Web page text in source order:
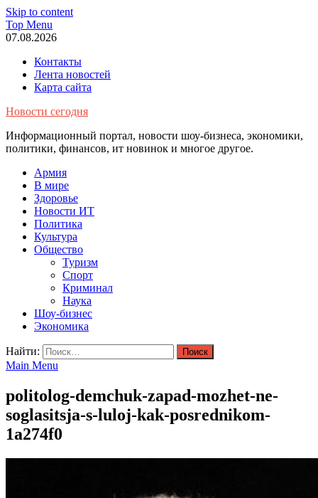
Skip to content
Top Menu
07.08.2026
Контакты
Лента новостей
Карта сайта
Новости сегодня
Информационный портал, новости шоу-бизнеса, экономики,
политики, финансов, ит новинок и многое другое.
Армия
В мире
Здоровье
Новости ИТ
Политика
Культура
Общество
Туризм
Спорт
Криминал
Наука
Шоу-бизнес
Экономика
Найти:
Main Menu
politolog-demchuk-zapad-mozhet-ne-
soglasitsja-s-luloj-kak-posrednikom-
1a274f0